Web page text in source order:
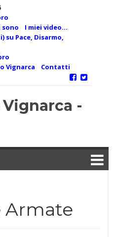
sono
I miei video…
Pace, Disarmo,
Vignarca
Contatti
-
Armate